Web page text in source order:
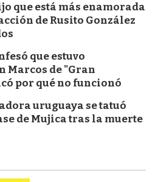
que está más enamorada
de Rusito González
que estuvo
Marcos de "Gran
por qué no funcionó
uruguaya se tatuó
de Mujica tras la muerte